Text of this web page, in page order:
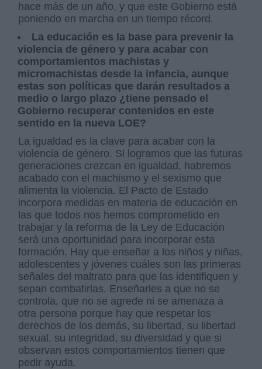
hace más de un año, y que este Gobierno está
poniendo en marcha en un tiempo récord.
La educación es la base para prevenir la
violencia de género y para acabar con
comportamientos machistas y
micromachistas desde la infancia, aunque
estas son políticas que darán resultados a
medio o largo plazo ¿tiene pensado el
Gobierno recuperar contenidos en este
sentido en la nueva LOE?
La igualdad es la clave para acabar con la
violencia de género. Si logramos que las futuras
generaciones crezcan en igualdad, habremos
acabado con el machismo y el sexismo que
alimenta la violencia. El Pacto de Estado
incorpora medidas en materia de educación en
las que todos nos hemos comprometido en
trabajar y la reforma de la Ley de Educación
será una oportunidad para incorporar esta
formación. Hay que enseñar a los niños y niñas,
adolescentes y jóvenes cuáles son las primeras
señales del maltrato para que las identifiquen y
sepan combatirlas. Enseñarles a que no se
controla, que no se agrede ni se amenaza a
otra persona porque hay que respetar los
derechos de los demás, su libertad, su libertad
sexual, su integridad, su diversidad y que si
observan estos comportamientos tienen que
pedir ayuda.